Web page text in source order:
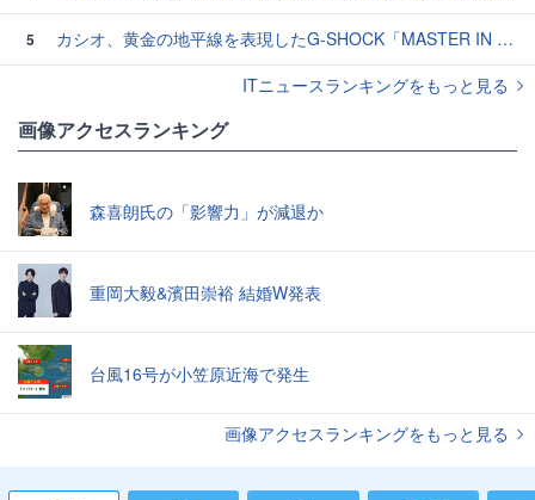
5
カシオ、黄金の地平線を表現したG-SHOCK「MASTER IN HORIZON GOLD」3モデル
ITニュースランキングをもっと見る
画像アクセスランキング
森喜朗氏の「影響力」が減退か
重岡大毅&濱田崇裕 結婚W発表
台風16号が小笠原近海で発生
画像アクセスランキングをもっと見る